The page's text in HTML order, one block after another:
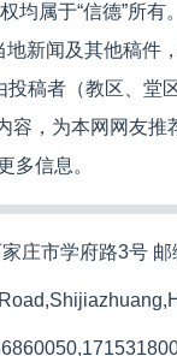
均属于“信德”所有
新闻及其他稿件
稿者（教区、堂
容，为本网网友
多信息。
庄市学府路3号 邮